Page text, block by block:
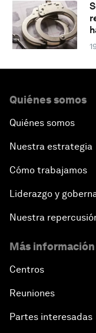
Quiénes somos
Quiénes somos
Nuestra estrategia
Cómo trabajamos
Liderazgo y
Nuestra
Más
Centros
Reuniones
Partes interesadas